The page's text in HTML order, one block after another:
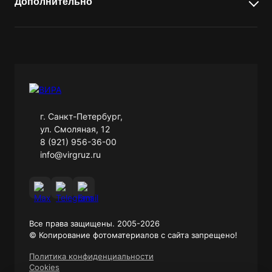
г. Санкт-Петербург,
ул. Смоляная, 12
8 (921) 956-36-00
info@virgruz.ru
Все права защищены. 2005-2026
© Копирование фотоматериалов с сайта запрещено!
Политика конфиденциальности
Cookies
Перемещение грузов
Такелаж полиграфических машин
Перевозка пианино и роялей
Перевозка мебели